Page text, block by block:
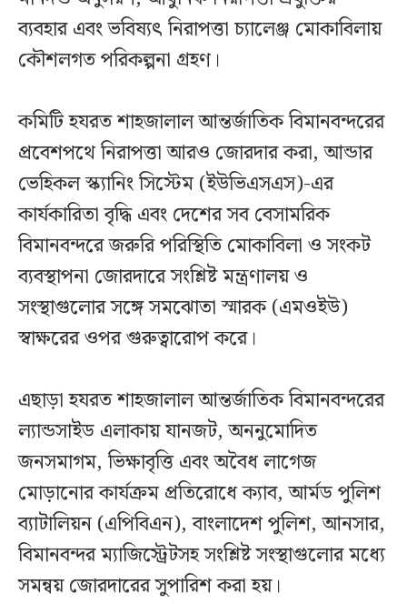
ব্যবহার এবং ভবিষ্যৎ নিরাপত্তা চ্যালেঞ্জ মোকাবিলায়
কৌশলগত পরিকল্পনা গ্রহণ।
কমিটি হযরত শাহজালাল আন্তর্জাতিক বিমানবন্দরের
প্রবেশপথে নিরাপত্তা আরও জোরদার করা, আন্ডার
ভেহিকল স্ক্যানিং সিস্টেম (ইউভিএসএস)-এর
কার্যকারিতা বৃদ্ধি এবং দেশের সব বেসামরিক
বিমানবন্দরে জরুরি পরিস্থিতি মোকাবিলা ও সংকট
ব্যবস্থাপনা জোরদারে সংশ্লিষ্ট মন্ত্রণালয় ও
সংস্থাগুলোর সঙ্গে সমঝোতা স্মারক (এমওইউ)
স্বাক্ষরের ওপর গুরুত্বারোপ করে।
এছাড়া হযরত শাহজালাল আন্তর্জাতিক বিমানবন্দরের
ল্যান্ডসাইড এলাকায় যানজট, অননুমোদিত
জনসমাগম, ভিক্ষাবৃত্তি এবং অবৈধ লাগেজ
মোড়ানোর কার্যক্রম প্রতিরোধে ক্যাব, আর্মড পুলিশ
ব্যাটালিয়ন (এপিবিএন), বাংলাদেশ পুলিশ, আনসার,
বিমানবন্দর ম্যাজিস্ট্রেটসহ সংশ্লিষ্ট সংস্থাগুলোর মধ্যে
সমন্বয় জোরদারের সুপারিশ করা হয়।